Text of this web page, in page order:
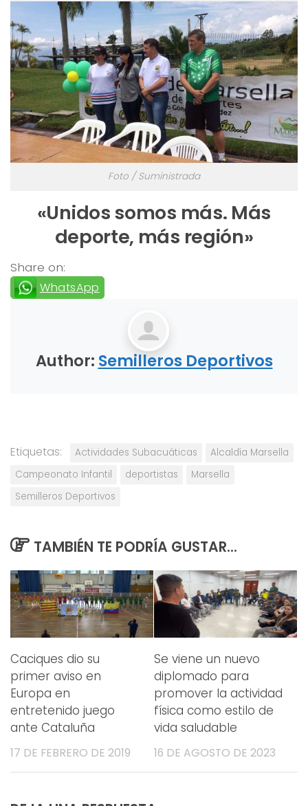
Foto / Suministrada
«Unidos somos más. Más
deporte, más región»
Share on:
WhatsApp
Author: Semilleros Deportivos
Etiquetas: Actividades Subacuáticas
Alcaldía Marsella
Campeonato Infantil
deportistas
Marsella
Semilleros Deportivos
TAMBIÉN TE PODRÍA GUSTAR...
Caciques dio su
primer aviso en
Europa en
entretenido juego
ante Cataluña
17 DE FEBRERO DE 2019
Se viene un nuevo
diplomado para
promover la actividad
física como estilo de
vida saludable
16 DE AGOSTO DE 2023